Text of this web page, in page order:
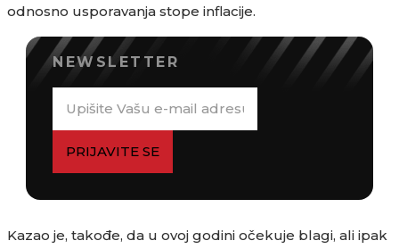
odnosno usporavanja stope inflacije.
NEWSLETTER
PRIJAVITE SE
Kazao je, takođe, da u ovoj godini očekuje blagi, ali ipak